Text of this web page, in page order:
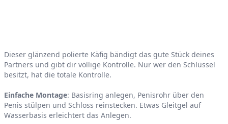
Product information
Dieser glänzend polierte Käfig bändigt das gute Stück deines
Partners und gibt dir völlige Kontrolle. Nur wer den Schlüssel
besitzt, hat die totale Kontrolle.
Einfache Montage: Basisring anlegen, Penisrohr über den
Penis stülpen und Schloss reinstecken. Etwas Gleitgel auf
Wasserbasis erleichtert das Anlegen.